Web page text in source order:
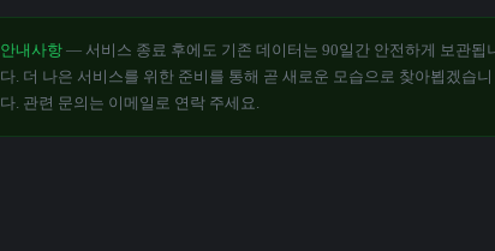
안내사항 — 서비스 종료 후에도 기존 데이터는 90일간 안전하게 보관됩
다. 더 나은 서비스를 위한 준비를 통해 곧 새로운 모습으로 찾아뵙겠습니
다. 관련 문의는 이메일로 연락 주세요.